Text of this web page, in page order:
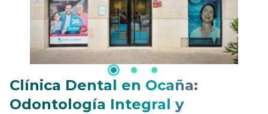
Clínica Dental en Ocaña:
Odontología Integral y